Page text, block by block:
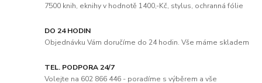
7500 knih, eknihy v hodnotě 1400,-Kč, stylus, ochranná fólie
DO 24 HODIN
Objednávku Vám doručíme do 24 hodin. Vše máme skladem
TEL. PODPORA 24/7
Volejte na 602 866 446 - poradíme s výběrem a vše